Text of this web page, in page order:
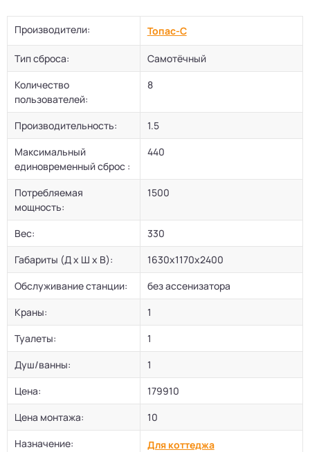
Производители: Топас-С
Тип сброса:
Самотёчный
Количество
пользователей:
8
Производительность:
1.5
Максимальный
единовременный сброс :
440
Потребляемая
мощность:
1500
Вес:
330
Габариты (Д х Ш х В):
1630х1170х2400
Обслуживание станции:
без ассенизатора
Краны:
1
Туалеты:
1
Душ/ванны:
1
Цена:
179910
Цена монтажа:
10
Назначение:
Для коттеджа